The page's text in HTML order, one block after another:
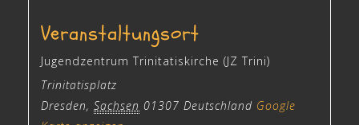
Veranstaltungsort
Jugendzentrum Trinitatiskirche (JZ Trini)
Trinitatisplatz
Dresden, Sachsen 01307 Deutschland Google